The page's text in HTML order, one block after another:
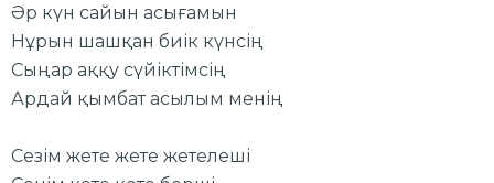
Әр күн сайын асығамын
Нұрын шашқан биік күнсің
Сыңар аққу сүйіктімсің
Ардай қымбат асылым менің
Сезім жете жете жетелеші